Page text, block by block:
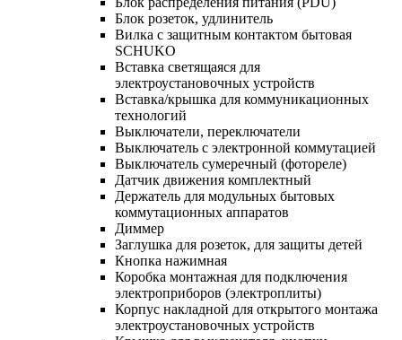
Блок розеток, удлинитель
Вилка с защитным контактом бытовая
SCHUKO
Вставка светящаяся для
электроустановочных устройств
Вставка/крышка для коммуникационных
технологий
Выключатели, переключатели
Выключатель с электронной коммутацией
Выключатель сумеречный (фотореле)
Датчик движения комплектный
Держатель для модульных бытовых
коммутационных аппаратов
Диммер
Заглушка для розеток, для защиты детей
Кнопка нажимная
Коробка монтажная для подключения
электроприборов (электроплиты)
Корпус накладной для открытого монтажа
электроустановочных устройств